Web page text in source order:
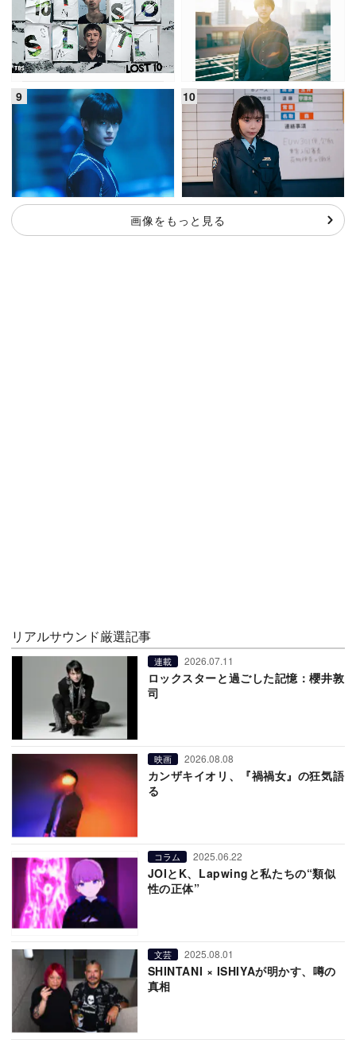
画像をもっと見る
リアルサウンド厳選記事
連載 2026.07.11
ロックスターと過ごした記憶：櫻井敦
司
映画 2026.08.08
カンザキイオリ、『禍禍女』の狂気語
る
コラム 2025.06.22
JOIとK、Lapwingと私たちの“類似
性の正体”
文芸 2025.08.01
SHINTANI × ISHIYAが明かす、噂の
真相